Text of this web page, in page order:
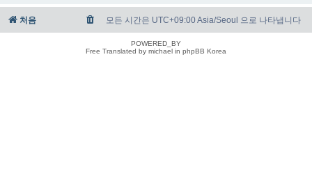
처음 모든 시간은 UTC+09:00 Asia/Seoul 으로 나타냅니다
POWERED_BY
Free Translated by michael in phpBB Korea